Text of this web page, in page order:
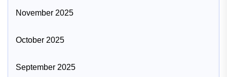
November 2025
October 2025
September 2025